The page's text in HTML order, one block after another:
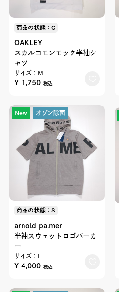
商品の状態：C
OAKLEY
スカルコモンモック半袖シ
ャツ
サイズ：M
¥ 1,750 税込
New オゾン除菌
商品の状態：S
arnold palmer
半袖スウェットロゴパーカ
ー
サイズ：L
¥ 4,000 税込